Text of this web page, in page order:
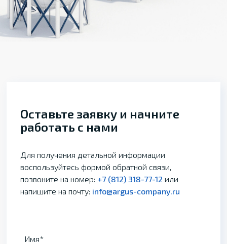
Оставьте заявку и начните
работать с нами
Для получения детальной информации
воспользуйтесь формой обратной связи,
позвоните на номер: +7 (812) 318-77-12 или
напишите на почту: info@argus-company.ru
Имя